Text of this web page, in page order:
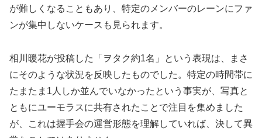
が難しくなることもあり、特定のメンバーのレーンにファ
ンが集中しないケースも見られます。
相川暖花が投稿した「ヲタク約1名」という表現は、まさ
にそのような状況を反映したものでした。特定の時間帯に
たまたま1人しか並んでいなかったという事実が、写真と
ともにユーモラスに共有されたことで注目を集めました
が、これは握手会の運営形態を理解していれば、決して異